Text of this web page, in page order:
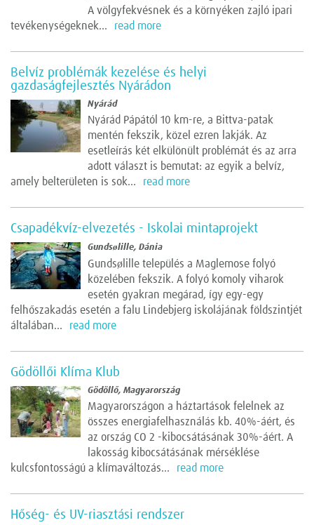
A völgyfekvésnek és a környéken zajló ipari
tevékenységeknek...
read more
Belvíz problémák kezelése és helyi
gazdaságfejlesztés Nyárádon
Nyárád
Nyárád Pápától 10 km-re, a Bittva-patak
mentén fekszik, közel ezren lakják. Az
esetleírás két elkülönült problémát és az arra
adott választ is bemutat: az egyik a belvíz,
amely belterületen is sok...
read more
Csapadékvíz-elvezetés - Iskolai mintaprojekt
Gundsølille, Dánia
Gundsølille település a Maglemose folyó
közelében fekszik. A folyó komoly viharok
esetén gyakran megárad, így egy-egy
felhőszakadás esetén a falu Lindebjerg iskolájának földszintjét
általában...
read more
Gödöllői Klíma Klub
Gödöllő, Magyarország
Magyarországon a háztartások felelnek az
összes energiafelhasználás kb. 40%-áért, és
az ország CO 2 -kibocsátásának 30%-áért. A
lakosság kibocsátásának mérséklése
kulcsfontosságú a klímaváltozás...
read more
Hőség- és UV-riasztási rendszer